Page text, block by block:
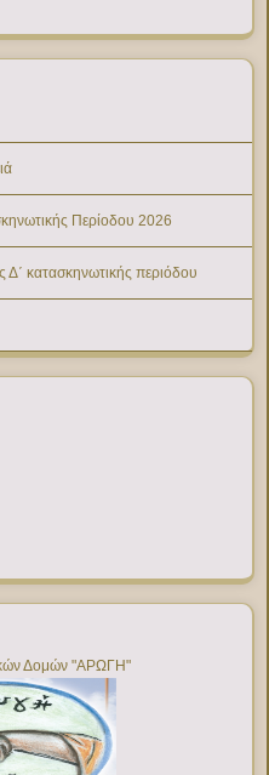
Περίοδου 2026
Δ΄ κατασκηνωτικής περιόδου
Δομών "ΑΡΩΓΗ"